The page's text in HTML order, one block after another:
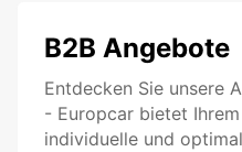
B2B Angebote
Entdecken Sie unsere
- Europcar bietet
individuelle und